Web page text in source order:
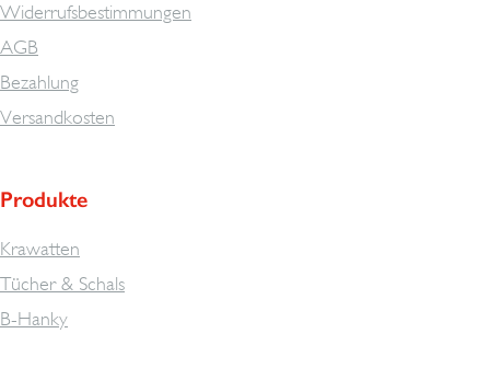
Widerrufsbestimmungen
AGB
Bezahlung
Versandkosten
Produkte
Krawatten
Tücher & Schals
B-Hanky